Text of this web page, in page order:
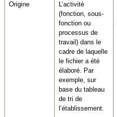
Origine
L’activité
(fonction, sous-
fonction ou
processus de
travail) dans le
cadre de laquelle
le fichier a été
élaboré. Par
exemple, sur
base du tableau
de tri de
l’établissement.